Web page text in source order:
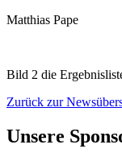
Matthias Pape
Bild 2 die
Zurück zur
Unsere